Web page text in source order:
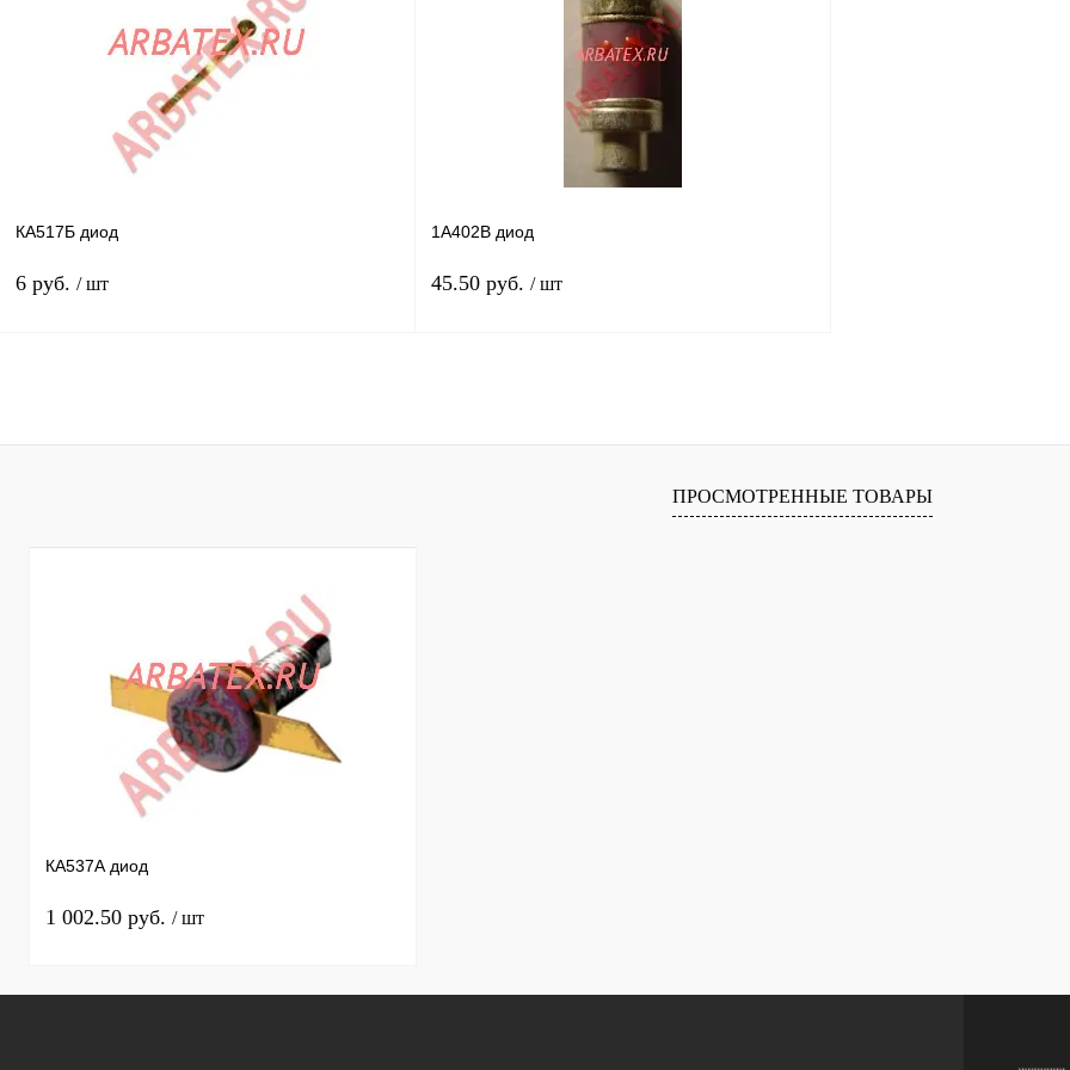
Купить в 1 клик Сравнение Сравнение
КА517Б диод
6 руб. / шт
Купить в 1 клик Сравнение
1А402В диод
45.50 руб. / шт
Купить в 1 клик Сравнение
ПРОСМОТРЕННЫЕ ТОВАРЫ
КА537А диод
1 002.50 руб. / шт